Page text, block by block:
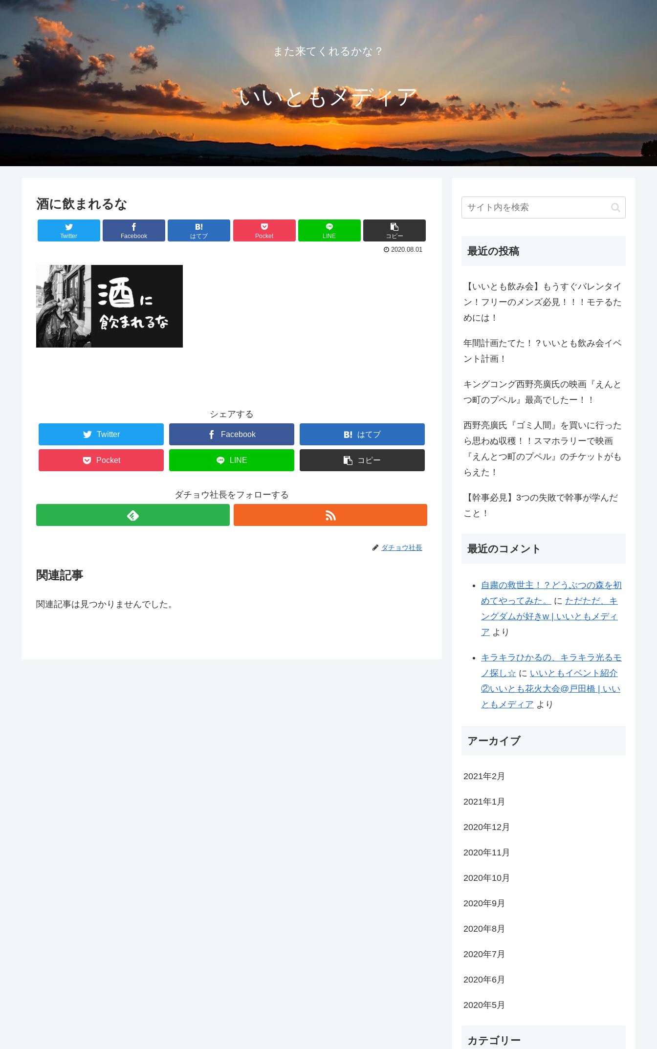
また来てくれるかな？
いいともメディア
酒に飲まれるな
Twitter Facebook はてブ Pocket LINE コピー
2020.08.01
シェアする
Twitter Facebook はてブ
Pocket LINE コピー
ダチョウ社長をフォローする
ダチョウ社長
関連記事
関連記事は見つかりませんでした。
最近の投稿
【いいとも飲み会】もうすぐバレンタイ
ン！フリーのメンズ必見！！！モテるた
めには！
年間計画たてた！？いいとも飲み会イベ
ント計画！
キングコング西野亮廣氏の映画『えんと
つ町のプペル』最高でしたー！！
西野亮廣氏『ゴミ人間』を買いに行った
ら思わぬ収穫！！スマホラリーで映画
『えんとつ町のプペル』のチケットがも
らえた！
【幹事必見】3つの失敗で幹事が学んだ
こと！
最近のコメント
自粛の救世主！？どうぶつの森を初
めてやってみた。
に ただただ、キ
ングダムが好きw | いいともメディ
ア より
キラキラひかるの、キラキラ光るモ
ノ探し☆ に いいともイベント紹介
②いいとも花火大会@戸田橋 | いい
ともメディア より
アーカイブ
2021年2月
2021年1月
2020年12月
2020年11月
2020年10月
2020年9月
2020年8月
2020年7月
2020年6月
2020年5月
カテゴリー